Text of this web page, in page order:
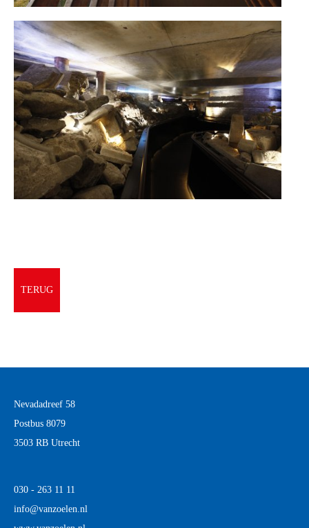
TERUG
Nevadadreef 58
Postbus 8079
3503 RB Utrecht
030 - 263 11 11
info@vanzoelen.nl